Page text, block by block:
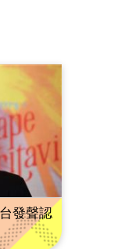
發聲認